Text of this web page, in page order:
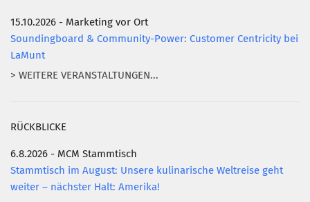
15.10.2026 - Marketing vor Ort
Soundingboard & Community-Power: Customer Centricity bei
LaMunt
> WEITERE VERANSTALTUNGEN...
RÜCKBLICKE
6.8.2026 - MCM Stammtisch
Stammtisch im August: Unsere kulinarische Weltreise geht
weiter – nächster Halt: Amerika!